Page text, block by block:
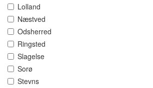
Lolland
Næstved
Odsherred
Ringsted
Slagelse
Sorø
Stevns